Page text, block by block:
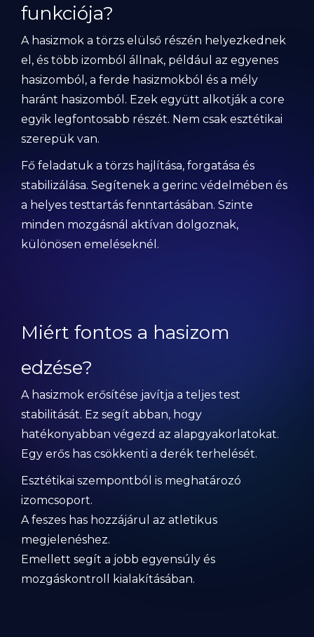
funkciója?
A hasizmok a törzs elülső részén helyezkednek
el, és több izomból állnak, például az egyenes
hasizomból, a ferde hasizmokból és a mély
haránt hasizomból. Ezek együtt alkotják a core
egyik legfontosabb részét. Nem csak esztétikai
szerepük van.
Fő feladatuk a törzs hajlítása, forgatása és
stabilizálása. Segítenek a gerinc védelmében és
a helyes testtartás fenntartásában. Szinte
minden mozgásnál aktívan dolgoznak,
különösen emeléseknél.
Miért fontos a hasizom
edzése?
A hasizmok erősítése javítja a teljes test
stabilitását. Ez segít abban, hogy
hatékonyabban végezd az alapgyakorlatokat.
Egy erős has csökkenti a derék terhelését.
Esztétikai szempontból is meghatározó
izomcsoport.
A feszes has hozzájárul az atletikus
megjelenéshez.
Emellett segít a jobb egyensúly és
mozgáskontroll kialakításában.